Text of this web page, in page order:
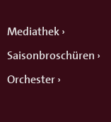
Mediathek
Saisonbroschüren
Orchester